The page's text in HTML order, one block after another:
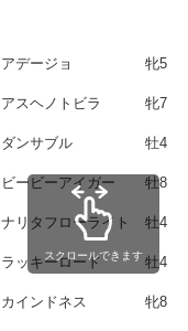
アデージョ 牝5
アスヘノトビラ 牝7
ダンサブル 牡4
ビービーアイガー 牡8
ナリタフローライト 牡4
ラッキーロード 牡4
カインドネス 牝8
スクロールできます